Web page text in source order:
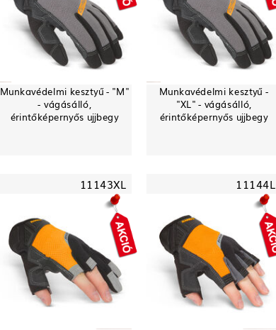
Munkavédelmi kesztyű - "M"
- vágásálló,
érintőképernyős ujjbegy
Munkavédelmi kesztyű -
"XL" - vágásálló,
érintőképernyős ujjbegy
11143XL 11144L